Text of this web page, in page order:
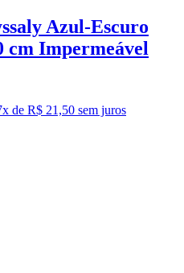
Azul-Escuro
cm Impermeável
x de R$ 21,50 sem juros